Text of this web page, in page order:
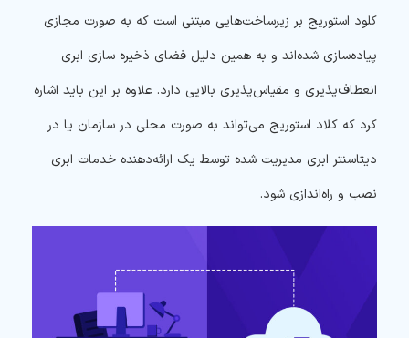
کلود استوریج بر زیرساخت‌هایی مبتنی است که به صورت مجازی
پیاده‌سازی شده‌اند و به همین دلیل فضای ذخیره سازی ابری
انعطاف‌پذیری و مقیاس‌پذیری بالایی دارد. علاوه بر این باید اشاره
کرد که کلاد استوریج می‌تواند به صورت محلی در سازمان یا در
دیتاسنتر ابری مدیریت شده توسط یک ارائه‌دهنده خدمات ابری
نصب و راه‌اندازی شود.